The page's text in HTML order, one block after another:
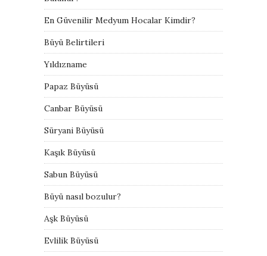
En Güvenilir Medyum Hocalar Kimdir?
Büyü Belirtileri
Yıldızname
Papaz Büyüsü
Canbar Büyüsü
Süryani Büyüsü
Kaşık Büyüsü
Sabun Büyüsü
Büyü nasıl bozulur?
Aşk Büyüsü
Evlilik Büyüsü